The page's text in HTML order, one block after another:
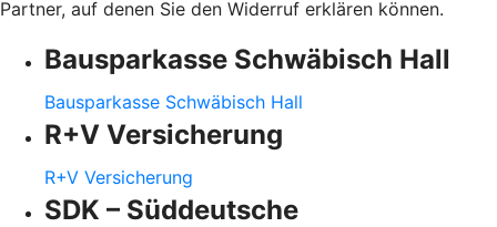
Partner, auf denen Sie den Widerruf erklären können.
Bausparkasse Schwäbisch Hall
Bausparkasse Schwäbisch Hall
R+V Versicherung
R+V Versicherung
SDK – Süddeutsche